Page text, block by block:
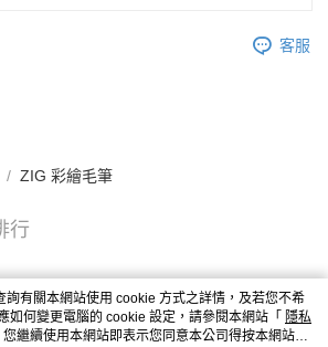
客服
ZIG 彩繪毛筆
行
詢有關本網站使用 cookie 方式之詳情，及若您不希
如何變更電腦的 cookie 設定，請參閱本網站「 隱私
繼續使用本網站即表示您同意本公司得按本網站使